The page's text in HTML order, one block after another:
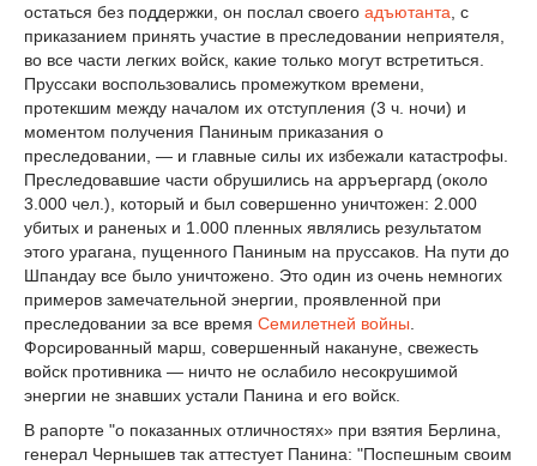
остаться без поддержки, он послал своего адъютанта , с
приказанием принять участие в преследовании неприятеля,
во все части легких войск, какие только могут встретиться.
Пруссаки воспользовались промежутком времени,
протекшим между началом их отступления (3 ч. ночи) и
моментом получения Паниным приказания о
преследовании, — и главные силы их избежали катастрофы.
Преследовавшие части обрушились на арръергард (около
3.000 чел.), который и был совершенно уничтожен: 2.000
убитых и раненых и 1.000 пленных являлись результатом
этого урагана, пущенного Паниным на пруссаков. На пути до
Шпандау все было уничтожено. Это один из очень немногих
примеров замечательной энергии, проявленной при
преследовании за все время Семилетней войны
Форсированный марш, совершенный накануне, свежесть
войск противника — ничто не ослабило несокрушимой
энергии не знавших устали Панина и его войск.
В рапорте "о показанных отличностях» при взятия Берлина,
генерал Чернышев так аттестует Панина: "Поспешным своим